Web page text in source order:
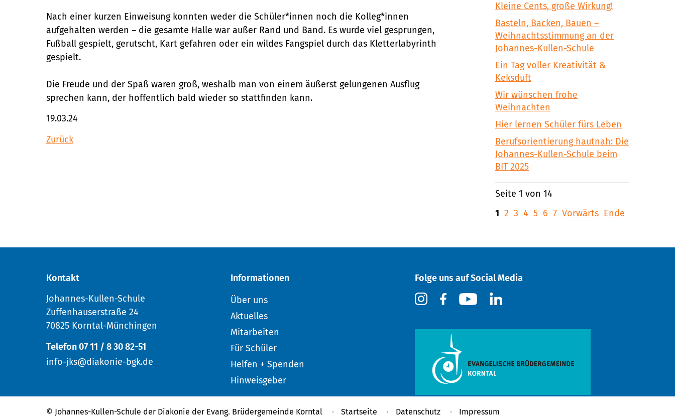
Nach einer kurzen Einweisung konnten weder die Schüler*innen noch die Kolleg*innen
aufgehalten werden – die gesamte Halle war außer Rand und Band. Es wurde viel gesprungen,
Fußball gespielt, gerutscht, Kart gefahren oder ein wildes Fangspiel durch das Kletterlabyrinth
gespielt.
Die Freude und der Spaß waren groß, weshalb man von einem äußerst gelungenen Ausflug
sprechen kann, der hoffentlich bald wieder so stattfinden kann.
19.03.24
Zurück
Kleine Cents, große Wirkung!
Basteln, Backen, Bauen –
Weihnachtsstimmung an der
Johannes-Kullen-Schule
Ein Tag voller Kreativität &
Keksduft
Wir wünschen frohe
Weihnachten
Hier lernen Schüler fürs Leben
Berufsorientierung hautnah: Die
Johannes-Kullen-Schule beim
BIT 2025
Seite 1 von 14
1 2 3 4 5 6 7 Vorwärts Ende
Kontakt
Johannes-Kullen-Schule
Zuffenhauserstraße 24
70825 Korntal-Münchingen
Telefon 07 11 / 8 30 82-51
info-jks@diakonie-bgk.de
Informationen
Über uns
Aktuelles
Mitarbeiten
Für Schüler
Helfen + Spenden
Hinweisgeber
Folge uns auf Social Media
© Johannes-Kullen-Schule der Diakonie der Evang. Brüdergemeinde Korntal Startseite Datenschutz Impressum